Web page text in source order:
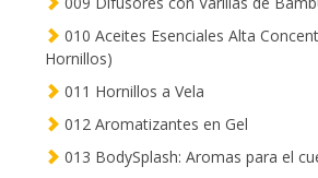
010 Aceites Esenciales Alta
Hornillos)
011 Hornillos a Vela
012 Aromatizantes en Gel
013 BodySplash: Aromas para el